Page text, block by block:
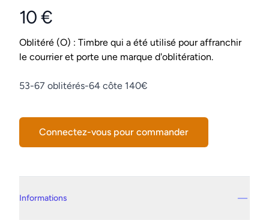
Product information
10 €
Conditions
Oblitéré (O) : Timbre qui a été utilisé pour affranchir
le courrier et porte une marque d'oblitération.
Description
53-67 oblitérés-64 côte 140€
Connectez-vous pour commander
Informations